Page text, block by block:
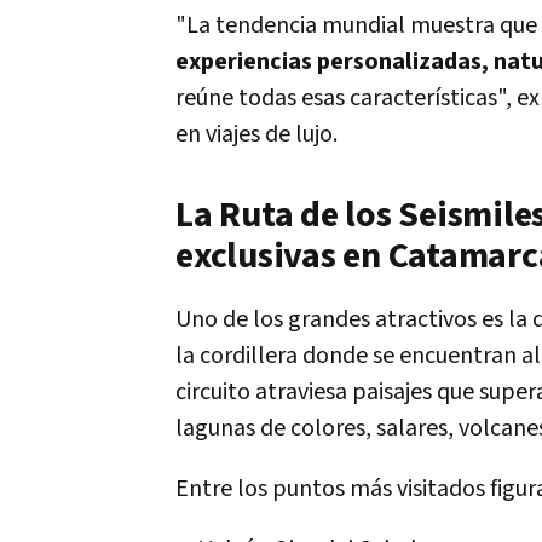
"La tendencia mundial muestra
experiencias personalizadas,
reúne todas esas características",
en viajes de lujo.
La Ruta de los
exclusivas en
Uno de los grandes atractivos es
la cordillera donde se encuentran
circuito atraviesa paisajes que
lagunas de colores, salares,
Entre los puntos más visitados